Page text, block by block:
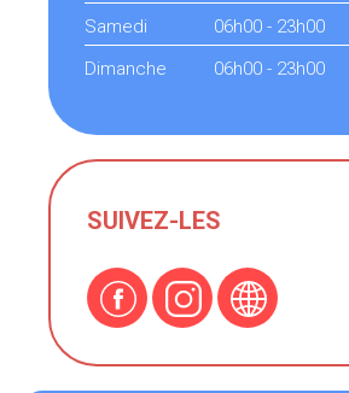
Samedi
06h00 - 23h00
Dimanche
06h00 - 23h00
SUIVEZ-LES